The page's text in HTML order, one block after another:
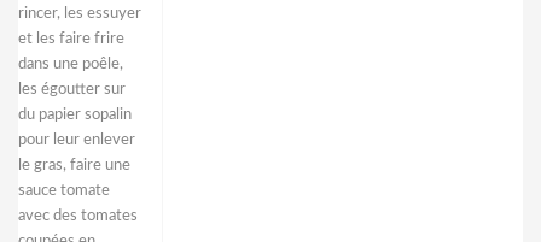
rincer, les essuyer
et les faire frire
dans une poêle,
les égoutter sur
du papier sopalin
pour leur enlever
le gras, faire une
sauce tomate
avec des tomates